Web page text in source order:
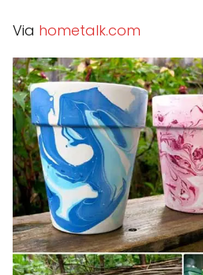
Via hometalk.com